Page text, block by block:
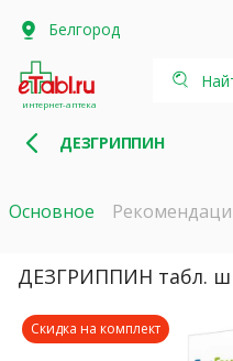
Белгород
интернет-аптека
ДЕЗГРИППИН
Основное
ДЕЗГРИППИН табл.
Скидка на комплект